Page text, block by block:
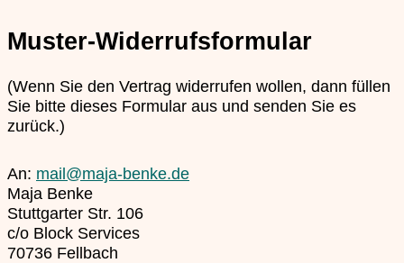
Muster-Widerrufsformular
(Wenn Sie den Vertrag widerrufen wollen, dann füllen
Sie bitte dieses Formular aus und senden Sie es
zurück.)
An: mail@maja-benke.de
Maja Benke
Stuttgarter Str. 106
c/o Block Services
70736 Fellbach